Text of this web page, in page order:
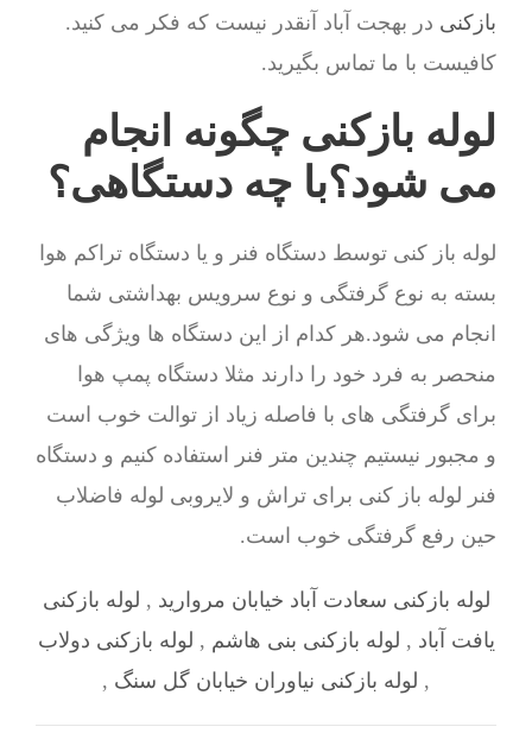
بازکنی در بهجت آباد آنقدر نیست که فکر می کنید.
کافیست با ما تماس بگیرید.
لوله بازکنی چگونه انجام
می شود؟با چه دستگاهی؟
لوله باز کنی توسط دستگاه فنر و یا دستگاه تراکم هوا
بسته به نوع گرفتگی و نوع سرویس بهداشتی شما
انجام می شود.هر کدام از این دستگاه ها ویژگی های
منحصر به فرد خود را دارند مثلا دستگاه پمپ هوا
برای گرفتگی های با فاصله زیاد از توالت خوب است
و مجبور نیستیم چندین متر فنر استفاده کنیم و دستگاه
فنر لوله باز کنی برای تراش و لایروبی لوله فاضلاب
حین رفع گرفتگی خوب است.
لوله بازکنی سعادت آباد خیابان مروارید , لوله بازکنی
یافت آباد , لوله بازکنی بنی هاشم , لوله بازکنی دولاب
, لوله بازکنی نیاوران خیابان گل سنگ ,